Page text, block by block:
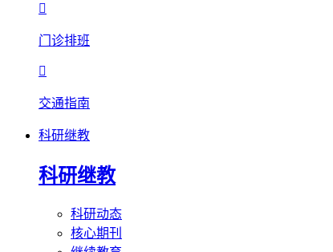

门诊排班

交通指南
科研继教
科研继教
科研动态
核心期刊